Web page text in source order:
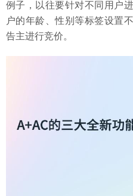
例子，以往要针对不同用户
户的年龄、性别等标签设置
告主进行竞价。